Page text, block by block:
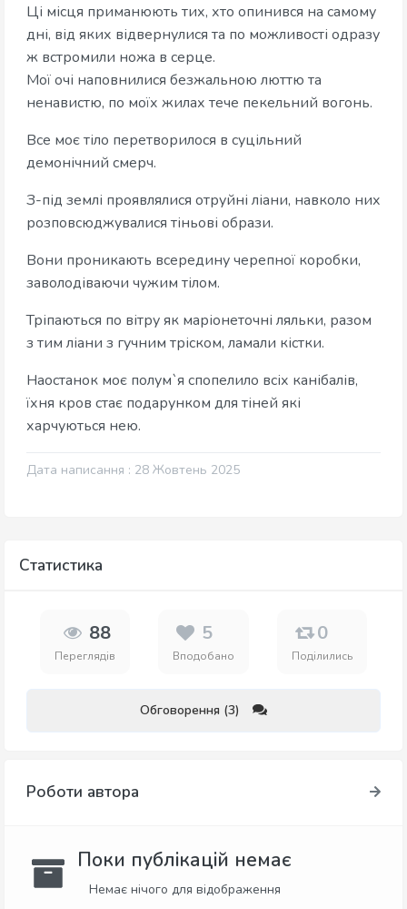
Ці місця приманюють тих, хто опинився на самому
дні, від яких відвернулися та по можливості одразу
ж встромили ножа в серце.
Мої очі наповнилися безжальною люттю та
ненавистю, по моїх жилах тече пекельний вогонь.
Все моє тіло перетворилося в суцільний
демонічний смерч.
З-під землі проявлялися отруйні ліани, навколо них
розповсюджувалися тіньові образи.
Вони проникають всередину черепної коробки,
заволодіваючи чужим тілом.
Тріпаються по вітру як маріонеточні ляльки, разом
з тим ліани з гучним тріском, ламали кістки.
Наостанок моє полум`я спопелило всіх канібалів,
їхня кров стає подарунком для тіней які
харчуються нею.
Дата написання : 28 Жовтень 2025
Статистика
88
Переглядів
5
Вподобано
0
Поділились
Обговорення (3)
Роботи автора
Поки публікацій немає
Немає нічого для відображення